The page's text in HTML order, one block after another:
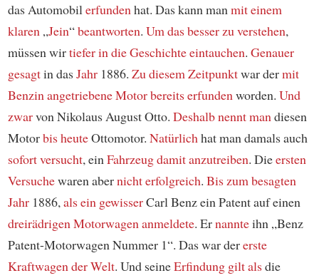
das Automobilerfundenhat. Das kann manmit einem
klaren„Jein“beantworten. Um das besser zu verstehen,
müssen wirtiefer in die Geschichte eintauchen. Genauer
gesagtin dasJahr1886. Zu diesem Zeitpunktwar dermit
Benzin angetriebene Motorbereitserfundenworden. Und
zwarvon Nikolaus August Otto. Deshalbnennt mandiesen
Motorbis heuteOttomotor. Natürlichhat man damals auch
sofortversucht, einFahrzeug damit anzutreiben. Dieersten
Versuchewaren abernicht erfolgreich. Bis zum besagten
Jahr1886,als ein gewisserCarl Benz ein Patent auf einen
dreirädrigen Motorwagenanmeldete. Ernannteihn „Benz
Patent-Motorwagen Nummer 1“. Das war dererste
Kraftwagen der Welt. Und seineErfindung gilt alsdie